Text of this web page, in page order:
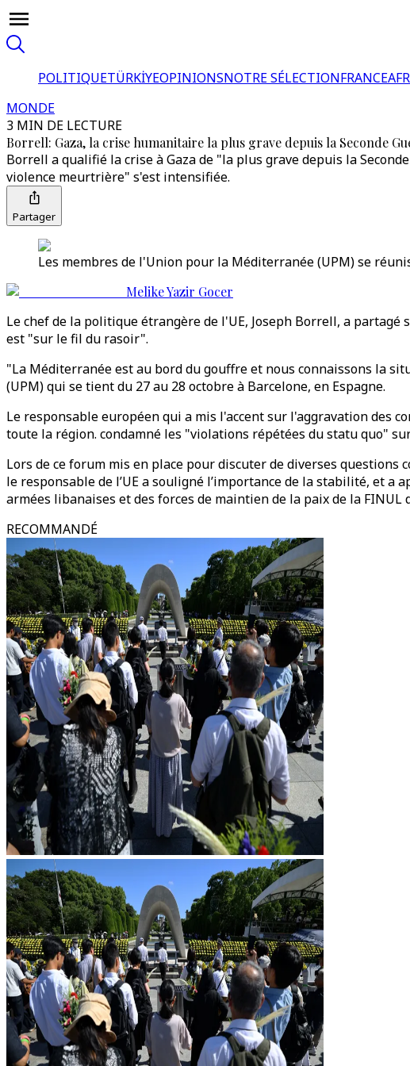
POLITIQUETÜRKİYEOPINIONSNOTRE SÉLECTIONFRANCE
MONDE
3 MIN DE LECTURE
Borrell: Gaza, la crise humanitaire la plus grave depuis la Seconde
Borrell a qualifié la crise à Gaza de "la plus grave depuis la
violence meurtrière" s'est intensifiée.
Partager
Les membres de l'Union pour la Méditerranée (UPM) se
Melike Yazir Gocer
Le chef de la politique étrangère de l'UE, Joseph Borrell, a
est "sur le fil du rasoir".
"La Méditerranée est au bord du gouffre et nous connaissons la
(UPM) qui se tient du 27 au 28 octobre à Barcelone, en Espagne.
Le responsable européen qui a mis l'accent sur l'aggravation des
toute la région. condamné les "violations répétées du statu quo"
Lors de ce forum mis en place pour discuter de diverses
le responsable de l’UE a souligné l’importance de la stabilité, et
armées libanaises et des forces de maintien de la paix de la FINUL
RECOMMANDÉ